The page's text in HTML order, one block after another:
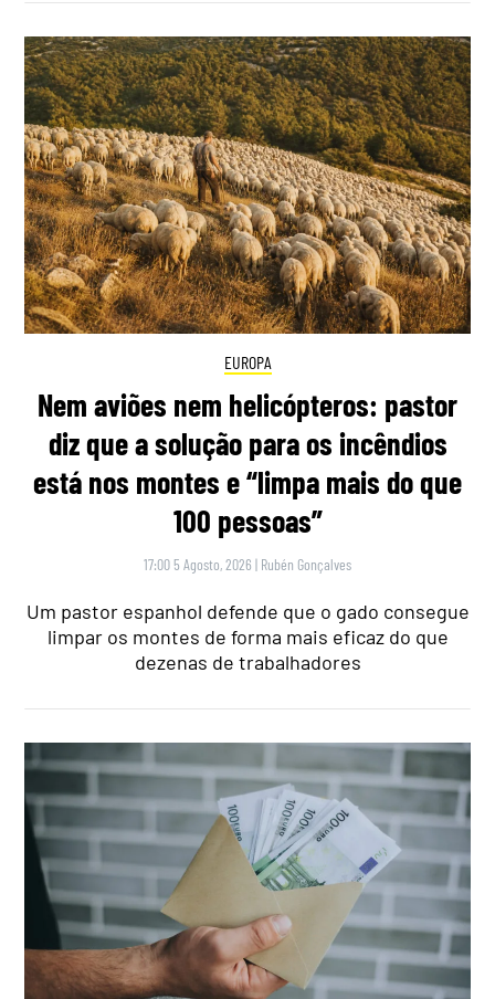
EUROPA
Nem aviões nem helicópteros: pastor
diz que a solução para os incêndios
está nos montes e “limpa mais do que
100 pessoas”
17:00 5 Agosto, 2026 | Rubén Gonçalves
Um pastor espanhol defende que o gado consegue
limpar os montes de forma mais eficaz do que
dezenas de trabalhadores